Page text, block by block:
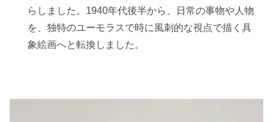
らしました。1940年代後半から、日常の事物や人物
を、独特のユーモラスで時に風刺的な視点で描く具
象絵画へと転換しました。